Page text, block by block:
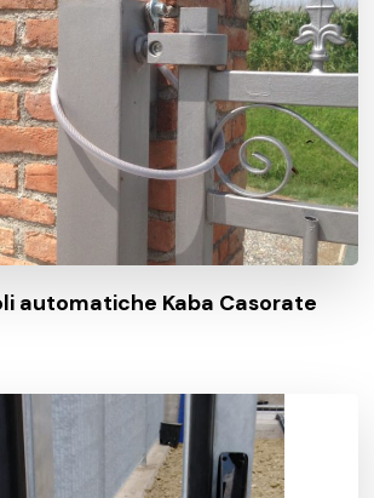
automatiche Kaba Casorate